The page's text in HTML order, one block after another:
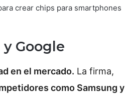
Google
en el mercado. La firma,
como Samsung y